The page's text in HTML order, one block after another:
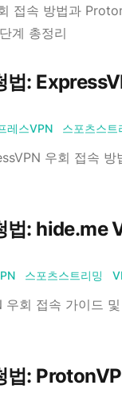
접속 방법과
계 총정리
:
레스VPN 스포츠스트
우회 접속
: hide.me
스포츠스트리밍
회 접속 가이드
: